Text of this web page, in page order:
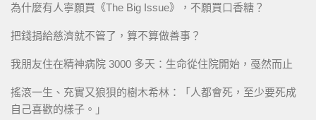
為什麼有人寧願買《The Big Issue》，不願買口香糖？
把錢捐給慈濟就不管了，算不算做善事？
我朋友住在精神病院 3000 多天：生命從住院開始，戞然而止
搖滾一生、充實又狼狽的樹木希林：「人都會死，至少要死成
自己喜歡的樣子。」